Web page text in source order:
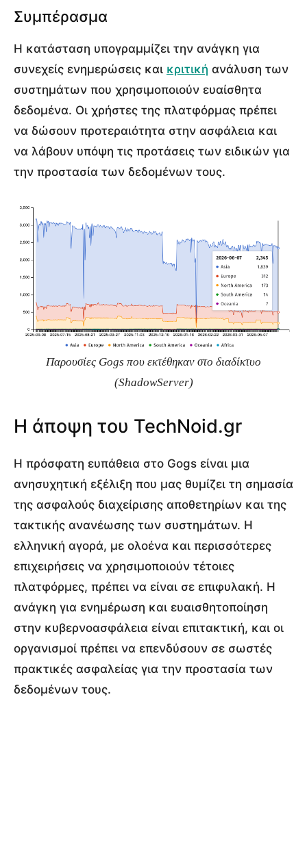
Συμπέρασμα
Η κατάσταση υπογραμμίζει την ανάγκη για
συνεχείς ενημερώσεις και κριτική ανάλυση των
συστημάτων που χρησιμοποιούν ευαίσθητα
δεδομένα. Οι χρήστες της πλατφόρμας πρέπει
να δώσουν προτεραιότητα στην ασφάλεια και
να λάβουν υπόψη τις προτάσεις των ειδικών για
την προστασία των δεδομένων τους.
Παρουσίες Gogs που εκτέθηκαν στο διαδίκτυο
(ShadowServer)
Η άποψη του TechNoid.gr
Η πρόσφατη ευπάθεια στο Gogs είναι μια
ανησυχητική εξέλιξη που μας θυμίζει τη σημασία
της ασφαλούς διαχείρισης αποθετηρίων και της
τακτικής ανανέωσης των συστημάτων. Η
ελληνική αγορά, με ολοένα και περισσότερες
επιχειρήσεις να χρησιμοποιούν τέτοιες
πλατφόρμες, πρέπει να είναι σε επιφυλακή. Η
ανάγκη για ενημέρωση και ευαισθητοποίηση
στην κυβερνοασφάλεια είναι επιτακτική, και οι
οργανισμοί πρέπει να επενδύσουν σε σωστές
πρακτικές ασφαλείας για την προστασία των
δεδομένων τους.